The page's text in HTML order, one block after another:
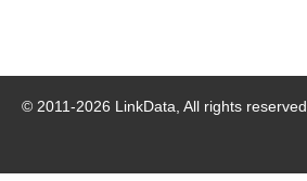
© 2011-2026 LinkData, All rights reserved.